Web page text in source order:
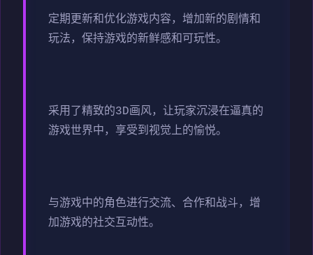
定期更新和优化游戏内容，增加新的剧情和
玩法，保持游戏的新鲜感和可玩性。
采用了精致的3D画风，让玩家沉浸在逼真的
游戏世界中，享受到视觉上的愉悦。
与游戏中的角色进行交流、合作和战斗，增
加游戏的社交互动性。